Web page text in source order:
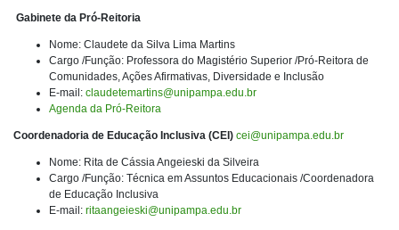
Gabinete da Pró-Reitoria
Nome: Claudete da Silva Lima Martins
Cargo /Função: Professora do Magistério Superior /Pró-Reitora de
Comunidades, Ações Afirmativas, Diversidade e Inclusão
E-mail: claudetemartins@unipampa.edu.br
Agenda da Pró-Reitora
Coordenadoria de Educação Inclusiva (CEI) cei@unipampa.edu.br
Nome: Rita de Cássia Angeieski da Silveira
Cargo /Função: Técnica em Assuntos Educacionais /Coordenadora
de Educação Inclusiva
E-mail: ritaangeieski@unipampa.edu.br